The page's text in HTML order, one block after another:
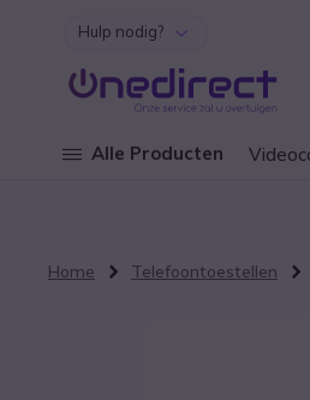
Ga naar de inhoud
Hulp nodig?
Alle Producten
Home Telefoontoestellen